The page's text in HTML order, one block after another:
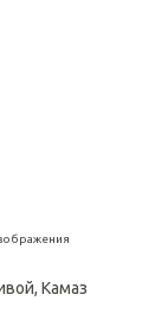
Камаз